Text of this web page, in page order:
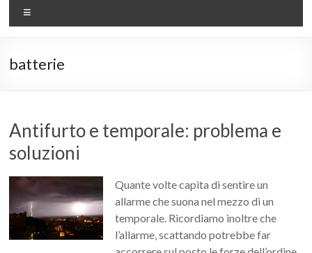
Impianti
e
batterie
Antifurto e temporale: problema e
soluzioni
Quante volte capita di sentire un
allarme che suona nel mezzo di un
temporale. Ricordiamo inoltre che
l’allarme, scattando potrebbe far